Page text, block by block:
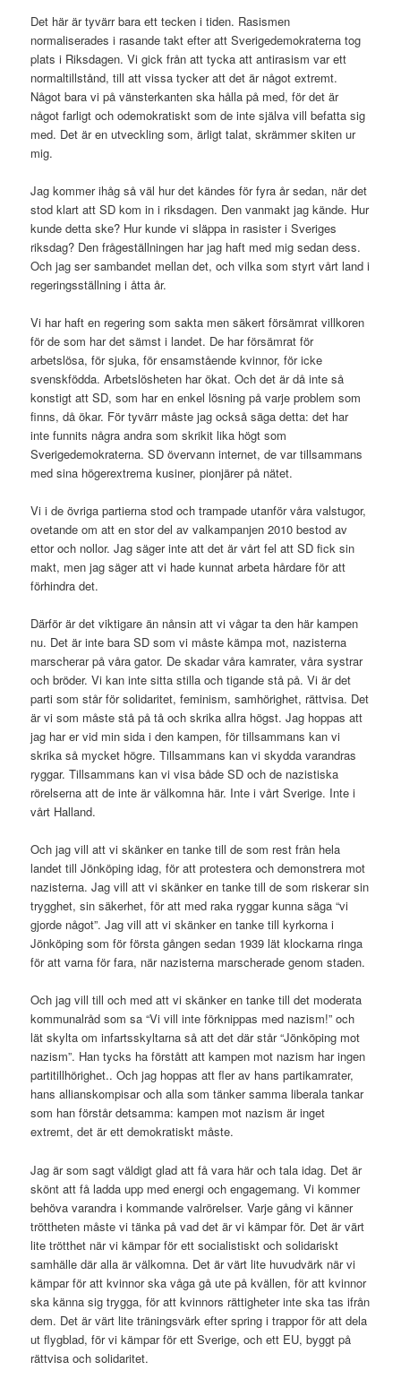
Det här är tyvärr bara ett tecken i tiden. Rasismen
normaliserades i rasande takt efter att Sverigedemokraterna tog
plats i Riksdagen. Vi gick från att tycka att antirasism var ett
normaltillstånd, till att vissa tycker att det är något extremt.
Något bara vi på vänsterkanten ska hålla på med, för det är
något farligt och odemokratiskt som de inte själva vill befatta sig
med. Det är en utveckling som, ärligt talat, skrämmer skiten ur
mig.
Jag kommer ihåg så väl hur det kändes för fyra år sedan, när det
stod klart att SD kom in i riksdagen. Den vanmakt jag kände. Hur
kunde detta ske? Hur kunde vi släppa in rasister i Sveriges
riksdag? Den frågeställningen har jag haft med mig sedan dess.
Och jag ser sambandet mellan det, och vilka som styrt vårt land i
regeringsställning i åtta år.
Vi har haft en regering som sakta men säkert försämrat villkoren
för de som har det sämst i landet. De har försämrat för
arbetslösa, för sjuka, för ensamstående kvinnor, för icke
svenskfödda. Arbetslösheten har ökat. Och det är då inte så
konstigt att SD, som har en enkel lösning på varje problem som
finns, då ökar. För tyvärr måste jag också säga detta: det har
inte funnits några andra som skrikit lika högt som
Sverigedemokraterna. SD övervann internet, de var tillsammans
med sina högerextrema kusiner, pionjärer på nätet.
Vi i de övriga partierna stod och trampade utanför våra valstugor,
ovetande om att en stor del av valkampanjen 2010 bestod av
ettor och nollor. Jag säger inte att det är vårt fel att SD fick sin
makt, men jag säger att vi hade kunnat arbeta hårdare för att
förhindra det.
Därför är det viktigare än nånsin att vi vågar ta den här kampen
nu. Det är inte bara SD som vi måste kämpa mot, nazisterna
marscherar på våra gator. De skadar våra kamrater, våra systrar
och bröder. Vi kan inte sitta stilla och tigande stå på. Vi är det
parti som står för solidaritet, feminism, samhörighet, rättvisa. Det
är vi som måste stå på tå och skrika allra högst. Jag hoppas att
jag har er vid min sida i den kampen, för tillsammans kan vi
skrika så mycket högre. Tillsammans kan vi skydda varandras
ryggar. Tillsammans kan vi visa både SD och de nazistiska
rörelserna att de inte är välkomna här. Inte i vårt Sverige. Inte i
vårt Halland.
Och jag vill att vi skänker en tanke till de som rest från hela
landet till Jönköping idag, för att protestera och demonstrera mot
nazisterna. Jag vill att vi skänker en tanke till de som riskerar sin
trygghet, sin säkerhet, för att med raka ryggar kunna säga “vi
gjorde något”. Jag vill att vi skänker en tanke till kyrkorna i
Jönköping som för första gången sedan 1939 lät klockarna ringa
för att varna för fara, när nazisterna marscherade genom staden.
Och jag vill till och med att vi skänker en tanke till det moderata
kommunalråd som sa “Vi vill inte förknippas med nazism!” och
lät skylta om infartsskyltarna så att det där står “Jönköping mot
nazism”. Han tycks ha förstått att kampen mot nazism har ingen
partitillhörighet.. Och jag hoppas att fler av hans partikamrater,
hans allianskompisar och alla som tänker samma liberala tankar
som han förstår detsamma: kampen mot nazism är inget
extremt, det är ett demokratiskt måste.
Jag är som sagt väldigt glad att få vara här och tala idag. Det är
skönt att få ladda upp med energi och engagemang. Vi kommer
behöva varandra i kommande valrörelser. Varje gång vi känner
tröttheten måste vi tänka på vad det är vi kämpar för. Det är värt
lite trötthet när vi kämpar för ett socialistiskt och solidariskt
samhälle där alla är välkomna. Det är värt lite huvudvärk när vi
kämpar för att kvinnor ska våga gå ute på kvällen, för att kvinnor
ska känna sig trygga, för att kvinnors rättigheter inte ska tas ifrån
dem. Det är värt lite träningsvärk efter spring i trappor för att dela
ut flygblad, för vi kämpar för ett Sverige, och ett EU, byggt på
rättvisa och solidaritet.